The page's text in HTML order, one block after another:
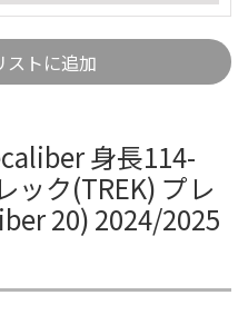
ストに追加
身長114-
ック(TREK) プレ
20) 2024/2025